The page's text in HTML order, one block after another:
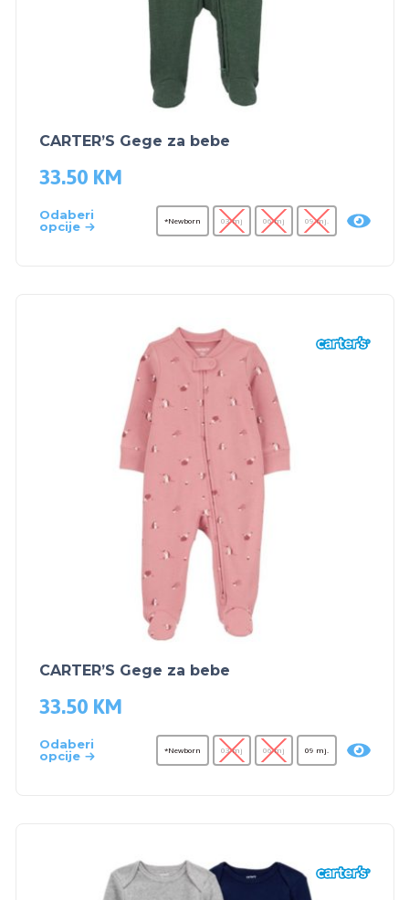
CARTER’S Gege za bebe
33.50 KM
Odaberi
opcije
*Newborn 03 mj 06 mj 09 mj.
CARTER’S Gege za bebe
33.50 KM
Odaberi
opcije
*Newborn 03 mj 06 mj 09 mj.